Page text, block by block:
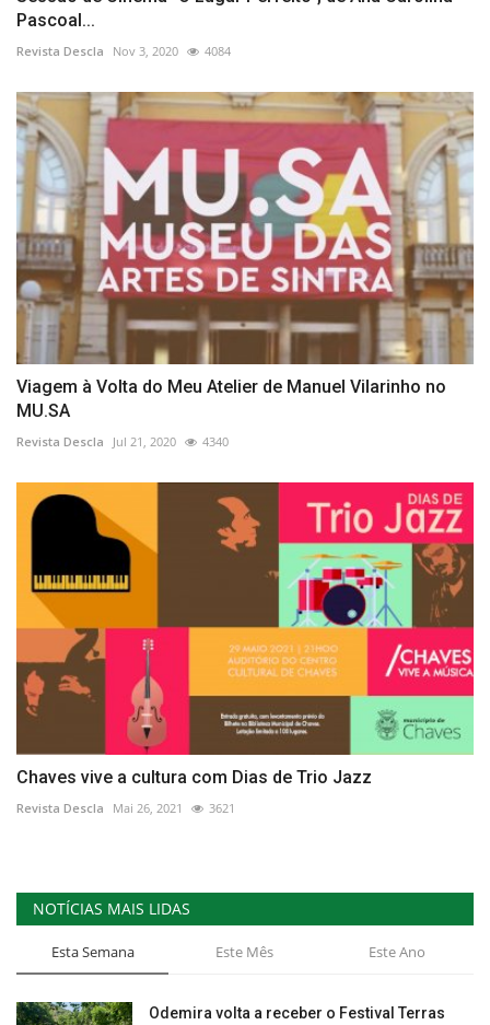
Pascoal...
Revista Descla Nov 3, 2020 4084
Viagem à Volta do Meu Atelier de Manuel Vilarinho no
MU.SA
Revista Descla Jul 21, 2020 4340
Chaves vive a cultura com Dias de Trio Jazz
Revista Descla Mai 26, 2021 3621
NOTÍCIAS MAIS LIDAS
Esta Semana Este Mês Este Ano
Odemira volta a receber o Festival Terras